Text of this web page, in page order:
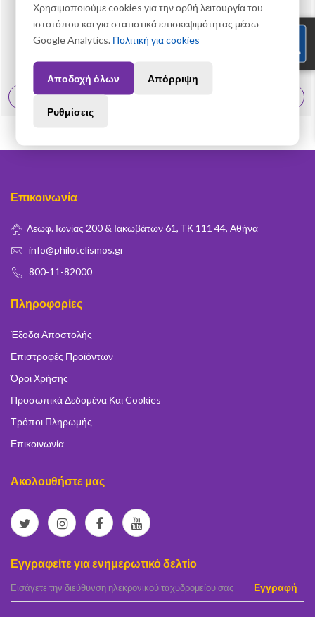
Σειρές Γραμματοσήμων
1/2022 – Αριθμημένο Πακέτο Σειράς «Μνημεία Παγκόσμιας Πολιτιστικής
Κληρονομιάς της UNESCO»
23,00 €
Δες Περισσότερα
Επικοινωνία
Λεωφ. Ιωνίας 200 & Ιακωβάτων 61, ΤΚ 111 44, Αθήνα
info@philotelismos.gr
800-11-82000
Πληροφορίες
Έξοδα Αποστολής
Επιστροφές Προϊόντων
Όροι Χρήσης
Προσωπικά Δεδομένα Και Cookies
Τρόποι Πληρωμής
Επικοινωνία
Ακολουθήστε μας
Εγγραφείτε για ενημερωτικό δελτίο
elta Εγγραφή
Χρησιμοποιούμε cookies για την ορθή λειτουργία του
ιστοτόπου και για στατιστικά επισκεψιμότητας μέσω
Google Analytics. Πολιτική για cookies
Αποδοχή όλων Απόρριψη
Ρυθμίσεις